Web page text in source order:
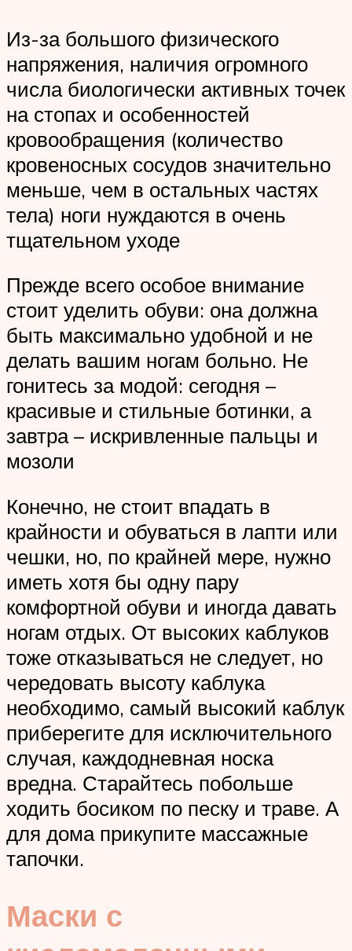
Из-за большого физического
напряжения, наличия огромного
числа биологически активных точек
на стопах и особенностей
кровообращения (количество
кровеносных сосудов значительно
меньше, чем в остальных частях
тела) ноги нуждаются в очень
тщательном уходе
Прежде всего особое внимание
стоит уделить обуви: она должна
быть максимально удобной и не
делать вашим ногам больно. Не
гонитесь за модой: сегодня –
красивые и стильные ботинки, а
завтра – искривленные пальцы и
мозоли
Конечно, не стоит впадать в
крайности и обуваться в лапти или
чешки, но, по крайней мере, нужно
иметь хотя бы одну пару
комфортной обуви и иногда давать
ногам отдых. От высоких каблуков
тоже отказываться не следует, но
чередовать высоту каблука
необходимо, самый высокий каблук
приберегите для исключительного
случая, каждодневная носка
вредна. Старайтесь побольше
ходить босиком по песку и траве. А
для дома прикупите массажные
тапочки.
Маски с